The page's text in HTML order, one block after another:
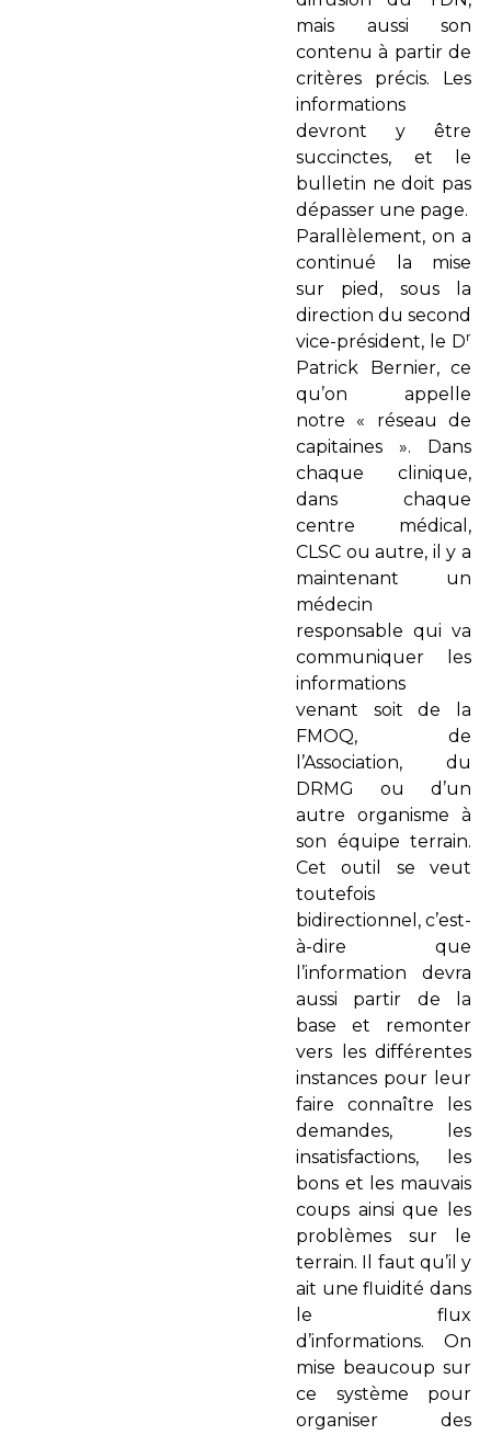
mais aussi son
contenu à partir de
critères précis. Les
informations
devront y être
succinctes, et le
bulletin ne doit pas
dépasser une page.
Parallèlement, on a
continué la mise
sur pied, sous la
direction du second
vice-président, le Dr
Patrick Bernier, ce
qu’on appelle
notre « réseau de
capitaines ». Dans
chaque clinique,
dans chaque
centre médical,
CLSC ou autre, il y a
maintenant un
médecin
responsable qui va
communiquer les
informations
venant soit de la
FMOQ, de
l’Association, du
DRMG ou d’un
autre organisme à
son équipe terrain.
Cet outil se veut
toutefois
bidirectionnel, c’est-
à-dire que
l’information devra
aussi partir de la
base et remonter
vers les différentes
instances pour leur
faire connaître les
demandes, les
insatisfactions, les
bons et les mauvais
coups ainsi que les
problèmes sur le
terrain. Il faut qu’il y
ait une fluidité dans
le flux
d’informations. On
mise beaucoup sur
ce système pour
organiser des